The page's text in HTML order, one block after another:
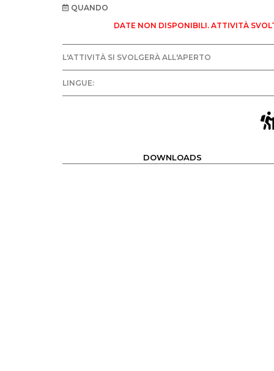
QUANDO
DATE NON DISPONIBILI. ATTIVITÀ
L'ATTIVITÀ SI SVOLGERÀ ALL'APERTO
LINGUE:
DOWNLOADS